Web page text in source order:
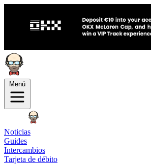
Menú
Noticias
Guides
Intercambios
Tarjeta de débito